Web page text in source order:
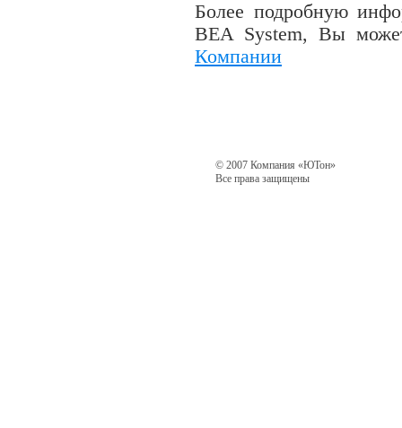
Более подробную
BEA System, Вы
Компании
© 2007 Компания «ЮТон»
Все права защищены